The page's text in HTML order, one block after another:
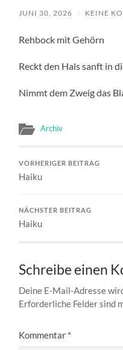
JUNI 30, 2026 / KEINE
Rehbock mit Gehörn
Reckt den Hals sanft in
Nimmt dem Zweig das
Archiv
VORHERIGER BEITRAG
Haiku
NÄCHSTER BEITRAG
Haiku
Schreibe einen
Deine E-Mail-Adresse
Erforderliche Felder sind
Kommentar *